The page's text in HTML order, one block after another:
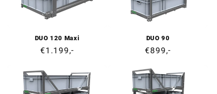
DUO 120 Maxi
Cena
€1.199,-
DUO 90
Cena
€899,-